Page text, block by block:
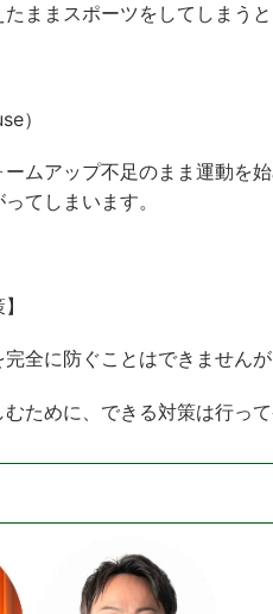
ままスポーツをしてしまう
）
ムアップ不足のまま運動を
てしまいます。
全に防ぐことはできません
ために、できる対策は行っ